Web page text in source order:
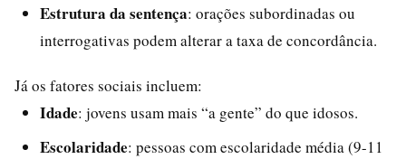
Estrutura da sentença: orações subordinadas ou
interrogativas podem alterar a taxa de concordância.
Já os fatores sociais incluem:
Idade: jovens usam mais “a gente” do que idosos.
Escolaridade: pessoas com escolaridade média (9-11